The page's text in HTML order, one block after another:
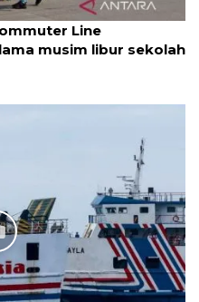
Line
musim libur sekolah